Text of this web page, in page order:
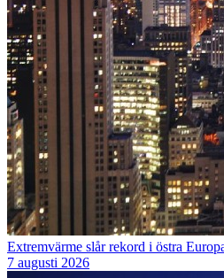
Extremvärme slår rekord i östra
7 augusti 2026